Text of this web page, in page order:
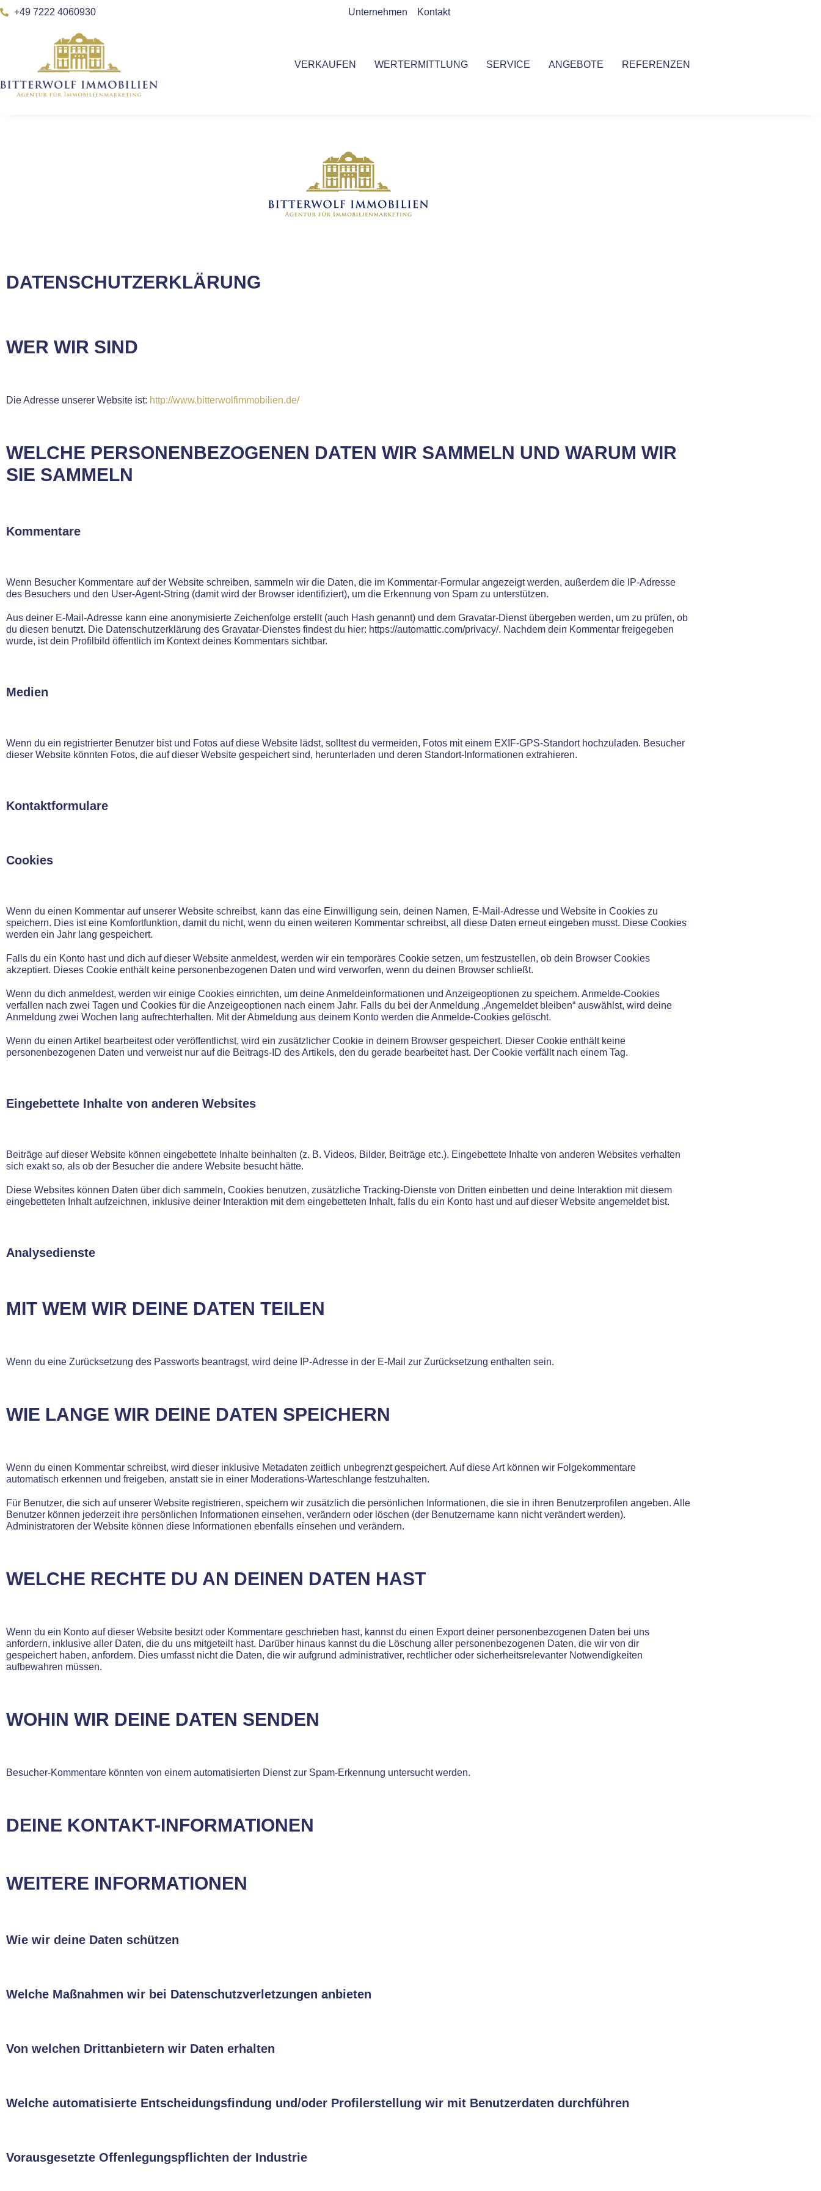
+49 7222 4060930 Unternehmen Kontakt
VERKAUFEN WERTERMITTLUNG SERVICE ANGEBOTE REFERENZEN
DATENSCHUTZERKLÄRUNG
WER WIR SIND
Die Adresse unserer Website ist: http://www.bitterwolfimmobilien.de/
WELCHE PERSONENBEZOGENEN DATEN WIR SAMMELN UND WARUM WIR
SIE SAMMELN
Kommentare
Wenn Besucher Kommentare auf der Website schreiben, sammeln wir die Daten, die im Kommentar-Formular angezeigt werden, außerdem die IP-Adresse
des Besuchers und den User-Agent-String (damit wird der Browser identifiziert), um die Erkennung von Spam zu unterstützen.
Aus deiner E-Mail-Adresse kann eine anonymisierte Zeichenfolge erstellt (auch Hash genannt) und dem Gravatar-Dienst übergeben werden, um zu prüfen, ob
du diesen benutzt. Die Datenschutzerklärung des Gravatar-Dienstes findest du hier: https://automattic.com/privacy/. Nachdem dein Kommentar freigegeben
wurde, ist dein Profilbild öffentlich im Kontext deines Kommentars sichtbar.
Medien
Wenn du ein registrierter Benutzer bist und Fotos auf diese Website lädst, solltest du vermeiden, Fotos mit einem EXIF-GPS-Standort hochzuladen. Besucher
dieser Website könnten Fotos, die auf dieser Website gespeichert sind, herunterladen und deren Standort-Informationen extrahieren.
Kontaktformulare
Cookies
Wenn du einen Kommentar auf unserer Website schreibst, kann das eine Einwilligung sein, deinen Namen, E-Mail-Adresse und Website in Cookies zu
speichern. Dies ist eine Komfortfunktion, damit du nicht, wenn du einen weiteren Kommentar schreibst, all diese Daten erneut eingeben musst. Diese Cookies
werden ein Jahr lang gespeichert.
Falls du ein Konto hast und dich auf dieser Website anmeldest, werden wir ein temporäres Cookie setzen, um festzustellen, ob dein Browser Cookies
akzeptiert. Dieses Cookie enthält keine personenbezogenen Daten und wird verworfen, wenn du deinen Browser schließt.
Wenn du dich anmeldest, werden wir einige Cookies einrichten, um deine Anmeldeinformationen und Anzeigeoptionen zu speichern. Anmelde-Cookies
verfallen nach zwei Tagen und Cookies für die Anzeigeoptionen nach einem Jahr. Falls du bei der Anmeldung „Angemeldet bleiben“ auswählst, wird deine
Anmeldung zwei Wochen lang aufrechterhalten. Mit der Abmeldung aus deinem Konto werden die Anmelde-Cookies gelöscht.
Wenn du einen Artikel bearbeitest oder veröffentlichst, wird ein zusätzlicher Cookie in deinem Browser gespeichert. Dieser Cookie enthält keine
personenbezogenen Daten und verweist nur auf die Beitrags-ID des Artikels, den du gerade bearbeitet hast. Der Cookie verfällt nach einem Tag.
Eingebettete Inhalte von anderen Websites
Beiträge auf dieser Website können eingebettete Inhalte beinhalten (z. B. Videos, Bilder, Beiträge etc.). Eingebettete Inhalte von anderen Websites verhalten
sich exakt so, als ob der Besucher die andere Website besucht hätte.
Diese Websites können Daten über dich sammeln, Cookies benutzen, zusätzliche Tracking-Dienste von Dritten einbetten und deine Interaktion mit diesem
eingebetteten Inhalt aufzeichnen, inklusive deiner Interaktion mit dem eingebetteten Inhalt, falls du ein Konto hast und auf dieser Website angemeldet bist.
Analysedienste
MIT WEM WIR DEINE DATEN TEILEN
Wenn du eine Zurücksetzung des Passworts beantragst, wird deine IP-Adresse in der E-Mail zur Zurücksetzung enthalten sein.
WIE LANGE WIR DEINE DATEN SPEICHERN
Wenn du einen Kommentar schreibst, wird dieser inklusive Metadaten zeitlich unbegrenzt gespeichert. Auf diese Art können wir Folgekommentare
automatisch erkennen und freigeben, anstatt sie in einer Moderations-Warteschlange festzuhalten.
Für Benutzer, die sich auf unserer Website registrieren, speichern wir zusätzlich die persönlichen Informationen, die sie in ihren Benutzerprofilen angeben. Alle
Benutzer können jederzeit ihre persönlichen Informationen einsehen, verändern oder löschen (der Benutzername kann nicht verändert werden).
Administratoren der Website können diese Informationen ebenfalls einsehen und verändern.
WELCHE RECHTE DU AN DEINEN DATEN HAST
Wenn du ein Konto auf dieser Website besitzt oder Kommentare geschrieben hast, kannst du einen Export deiner personenbezogenen Daten bei uns
anfordern, inklusive aller Daten, die du uns mitgeteilt hast. Darüber hinaus kannst du die Löschung aller personenbezogenen Daten, die wir von dir
gespeichert haben, anfordern. Dies umfasst nicht die Daten, die wir aufgrund administrativer, rechtlicher oder sicherheitsrelevanter Notwendigkeiten
aufbewahren müssen.
WOHIN WIR DEINE DATEN SENDEN
Besucher-Kommentare könnten von einem automatisierten Dienst zur Spam-Erkennung untersucht werden.
DEINE KONTAKT-INFORMATIONEN
WEITERE INFORMATIONEN
Wie wir deine Daten schützen
Welche Maßnahmen wir bei Datenschutzverletzungen anbieten
Von welchen Drittanbietern wir Daten erhalten
Welche automatisierte Entscheidungsfindung und/oder Profilerstellung wir mit Benutzerdaten durchführen
Vorausgesetzte Offenlegungspflichten der Industrie